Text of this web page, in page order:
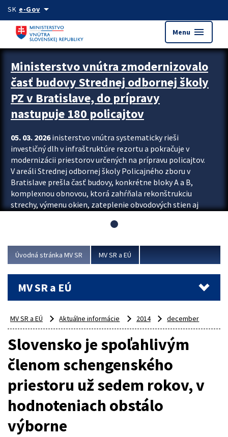
Preskocit na hlavný obsah
SK e-Govarrow_drop_down
Menu menu
Ministerstvo vnútra zmodernizovalo
časť budovy Strednej odbornej školy
PZ v Bratislave, do prípravy
nastupuje 180 policajtov
05. 03. 2026inisterstvo vnútra systematicky rieši
investičný dlh v infraštruktúre rezortu a pokračuje v
modernizácii priestorov určených na prípravu policajtov.
V areáli Strednej odbornej školy Policajného zboru v
Bratislave prešla časť budovy, konkrétne bloky A a B,
komplexnou obnovou, ktorá zahŕňala rekonštrukciu
strechy, výmenu okien, zateplenie obvodových stien aj
aj interiéru, kde vznikli nové učebne a moderné
Viac
Úvodná stránka MV SR MV SR a EÚ
MV SR a EÚ
MV SR a EÚ Aktuálne informácie 2014 december
Slovensko je spoľahlivým
členom schengenského
priestoru už sedem rokov, v
hodnoteniach obstálo
výborne